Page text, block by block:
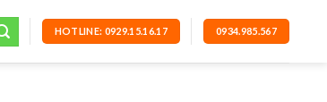
HOTLINE: 0929.15.16.17 0934.985.567